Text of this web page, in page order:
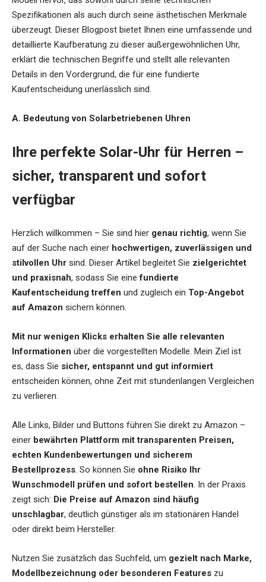
Spezifikationen als auch durch seine ästhetischen Merkmale
überzeugt. Dieser Blogpost bietet Ihnen eine umfassende und
detaillierte Kaufberatung zu dieser außergewöhnlichen Uhr,
erklärt die technischen Begriffe und stellt alle relevanten
Details in den Vordergrund, die für eine fundierte
Kaufentscheidung unerlässlich sind.
A. Bedeutung von Solarbetriebenen Uhren
Ihre perfekte Solar-Uhr für Herren –
sicher, transparent und sofort
verfügbar
Herzlich willkommen – Sie sind hier genau richtig, wenn Sie
auf der Suche nach einer hochwertigen, zuverlässigen und
stilvollen Uhr sind. Dieser Artikel begleitet Sie zielgerichtet
und praxisnah, sodass Sie einefundierte
Kaufentscheidung treffen und zugleich ein Top-Angebot
auf Amazon sichern können.
Mit nur wenigen Klicks erhalten Sie alle relevanten
Informationen über die vorgestellten Modelle. Mein Ziel ist
es, dass Sie sicher, entspannt und gut informiert
entscheiden können, ohne Zeit mit stundenlangen Vergleichen
zu verlieren.
Alle Links, Bilder und Buttons führen Sie direkt zu Amazon –
einer bewährten Plattform mit transparenten Preisen,
echten Kundenbewertungen und sicherem
Bestellprozess. So können Sie ohne Risiko Ihr
Wunschmodell prüfen und sofort bestellen. In der Praxis
zeigt sich: Die Preise auf Amazon sind häufig
unschlagbar, deutlich günstiger als im stationären Handel
oder direkt beim Hersteller.
Nutzen Sie zusätzlich das Suchfeld, um gezielt nach Marke,
Modellbezeichnung oder besonderen Features zu